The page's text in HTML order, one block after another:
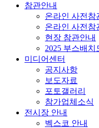
참관안내
온라인 사전참
온라인 사전참
현장 참관안내
2025 부스배
미디어센터
공지사항
보도자료
포토갤러리
참가업체소식
전시장 안내
벡스코 안내